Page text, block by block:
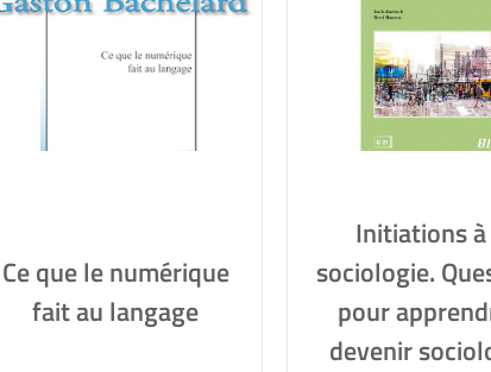
Ce que le numérique
fait au langage
Initiations
sociologie.
pour
devenir